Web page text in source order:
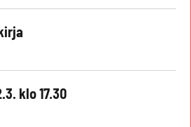
klo 17.30